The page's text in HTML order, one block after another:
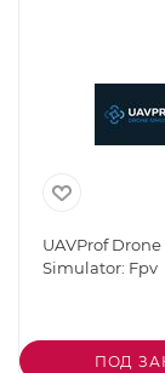
UAVProf Drone
Simulator: Fpv
ПОД